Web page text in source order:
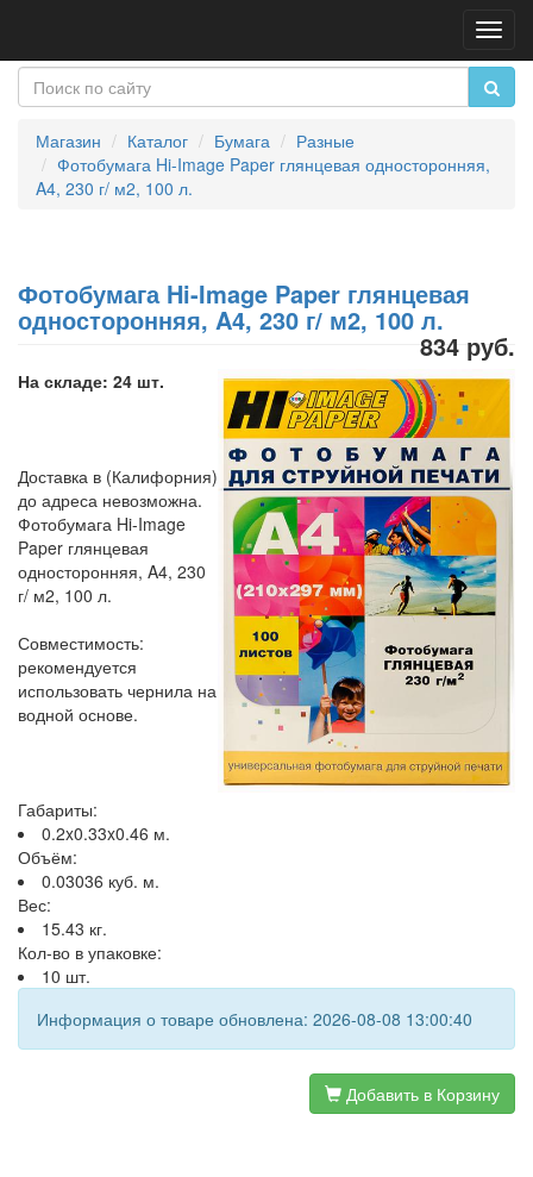
Магазин Каталог Бумага
Разные
Фотобумага Hi-Image Paper глянцевая односторонняя,
A4, 230 г/ м2, 100 л.
Фотобумага Hi-Image Paper глянцевая
односторонняя, A4, 230 г/ м2, 100 л.
834 руб.
На складе: 24 шт.
Доставка в (Калифорния)
до адреса невозможна.
Фотобумага Hi-Image
Paper глянцевая
односторонняя, A4, 230
г/ м2, 100 л.
Совместимость:
рекомендуется
использовать чернила на
водной основе.
Габариты:
0.2x0.33x0.46 м.
Объём:
0.03036 куб. м.
Вес:
15.43 кг.
Кол-во в упаковке:
10 шт.
Информация о товаре обновлена: 2026-08-08 13:00:40
Добавить в Корзину